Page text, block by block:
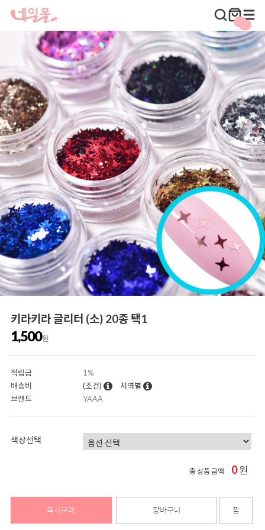
키라키라 글리터 (소) 20종 택1
1,500원
적립금
1%
배송비
(조건)
지역별
브랜드
YAAA
색상선택
총 상품 금액 0원
즉시구매 장바구니 찜